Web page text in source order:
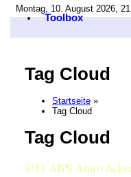
Montag, 10. August 2026,
Toolbox
Tag Cloud
Startseite »
Tag Cloud
Tag Cloud
9/11 ABN Amro